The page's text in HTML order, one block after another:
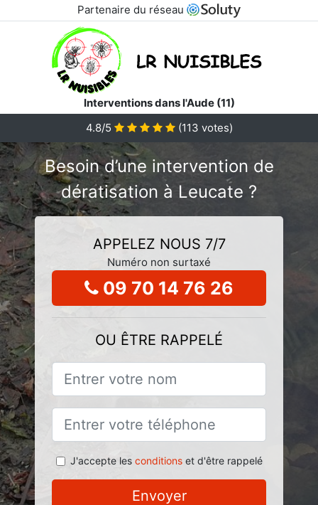
Partenaire du réseau
Interventions dans l'Aude (11)
4.8/5
(113 votes)
Besoin d’une intervention de
dératisation à Leucate ?
APPELEZ NOUS 7/7
Numéro non surtaxé
09 70 14 76 26
OU ÊTRE RAPPELÉ
J'accepte les conditionset d'être rappelé
Envoyer